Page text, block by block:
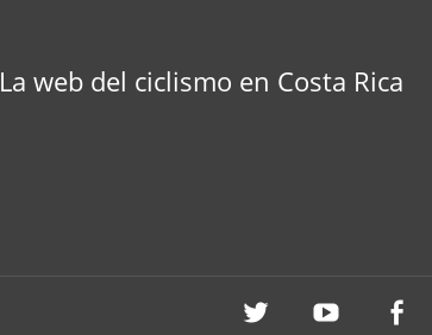
La web del ciclismo en Costa Rica